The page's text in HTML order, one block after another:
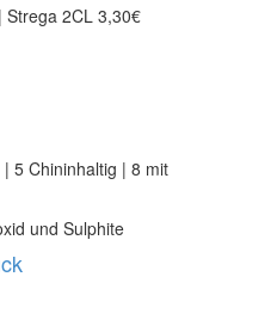
Strega 2CL 3,30€
5 Chininhaltig | 8 mit
und Sulphite